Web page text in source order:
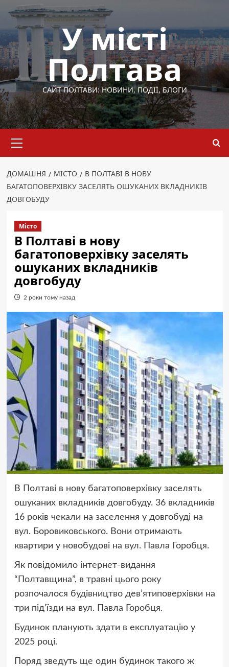
Перейти
вмісту
У місті
Полтава
САЙТ ПОЛТАВИ: НОВИНИ, ПОДІЇ, БЛОГИ
меню
ДОМАШНЯ МІСТО
В ПОЛТАВІ В НОВУ
БАГАТОПОВЕРХІВКУ ЗАСЕЛЯТЬ ОШУКАНИХ ВКЛАДНИКІВ
ДОВГОБУДУ
Місто
В Полтаві в нову
багатоповерхівку заселять
ошуканих вкладників
довгобуду
2 роки тому назад
В Полтаві в нову багатоповерхівку заселять
ошуканих вкладників довгобуду. 36 вкладників
16 років чекали на заселення у довгобуді на
вул. Боровиковського. Вони отримають
квартири у новобудові на вул. Павла Горобця.
Як повідомило інтернет-видання
“Полтавщина”, в травні цього року
розпочалося будівництво дев’ятиповерхівки на
три під’їзди на вул. Павла Горобця.
Будинок планують здати в експлуатацію у
2025 році.
Поряд зведуть ще один будинок такого ж